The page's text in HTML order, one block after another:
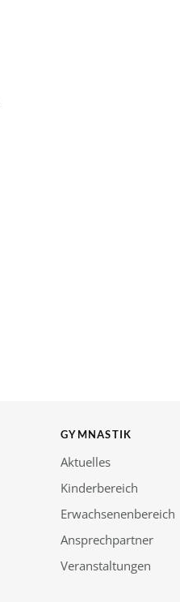
GYMNASTIK
Aktuelles
Kinderbereich
Erwachsenenbereich
Ansprechpartner
Veranstaltungen